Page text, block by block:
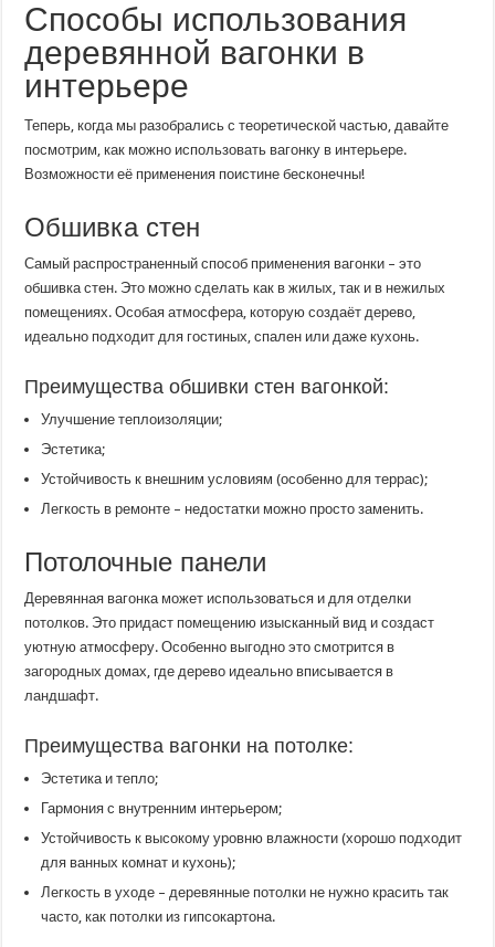
Способы использования
деревянной вагонки в
интерьере
Теперь, когда мы разобрались с теоретической частью, давайте
посмотрим, как можно использовать вагонку в интерьере.
Возможности её применения поистине бесконечны!
Обшивка стен
Самый распространенный способ применения вагонки – это
обшивка стен. Это можно сделать как в жилых, так и в нежилых
помещениях. Особая атмосфера, которую создаёт дерево,
идеально подходит для гостиных, спален или даже кухонь.
Преимущества обшивки стен вагонкой:
Улучшение теплоизоляции;
Эстетика;
Устойчивость к внешним условиям (особенно для террас);
Легкость в ремонте – недостатки можно просто заменить.
Потолочные панели
Деревянная вагонка может использоваться и для отделки
потолков. Это придаст помещению изысканный вид и создаст
уютную атмосферу. Особенно выгодно это смотрится в
загородных домах, где дерево идеально вписывается в
ландшафт.
Преимущества вагонки на потолке:
Эстетика и тепло;
Гармония с внутренним интерьером;
Устойчивость к высокому уровню влажности (хорошо подходит
для ванных комнат и кухонь);
Легкость в уходе – деревянные потолки не нужно красить так
часто, как потолки из гипсокартона.